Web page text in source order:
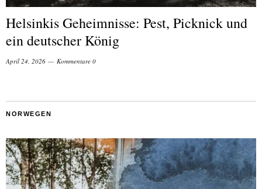
Helsinkis Geheimnisse: Pest, Picknick und
ein deutscher König
April 24, 2026 Kommentare 0
NORWEGEN